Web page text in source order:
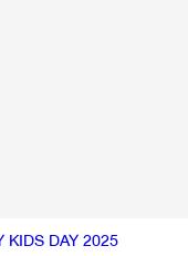
KIDS DAY 2025